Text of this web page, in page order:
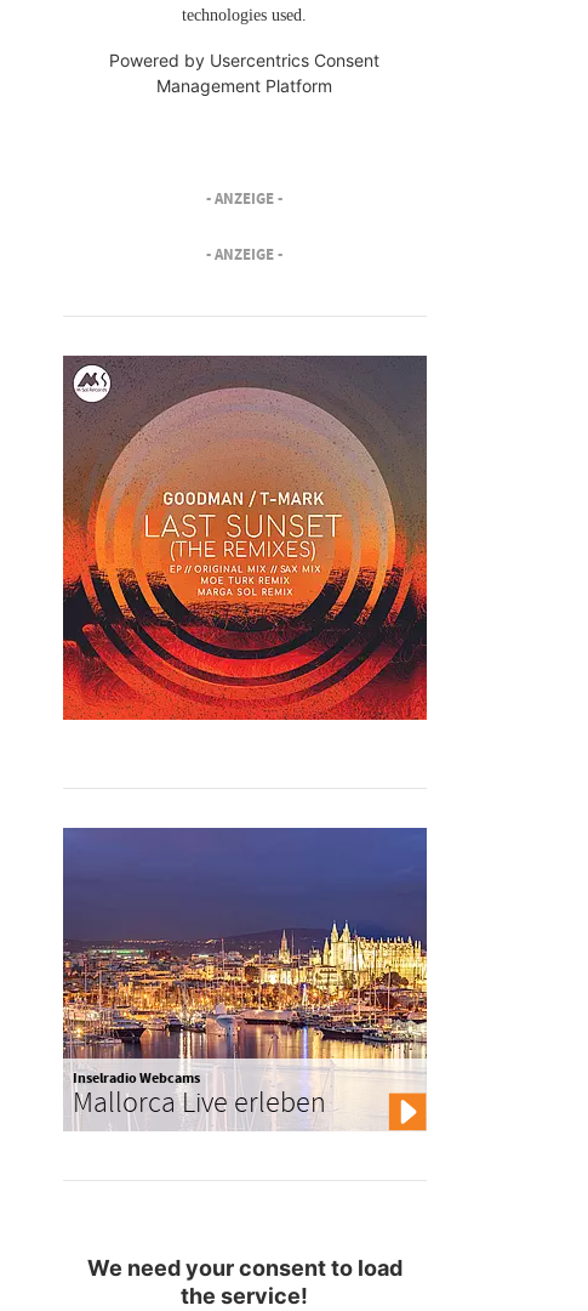
technologies used.
Powered by Usercentrics Consent
Management Platform
- ANZEIGE -
- ANZEIGE -
Inselradio Webcams
Mallorca Live erleben
We need your consent to load
the service!